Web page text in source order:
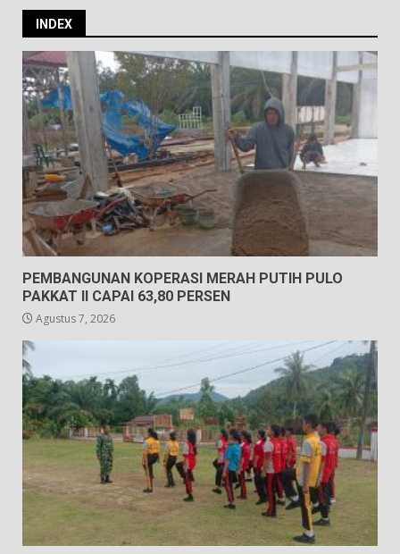
INDEX
PEMBANGUNAN KOPERASI MERAH PUTIH PULO
PAKKAT II CAPAI 63,80 PERSEN
Agustus 7, 2026